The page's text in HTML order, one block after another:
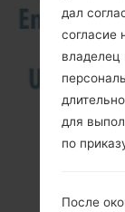
How to
дал
согласие
владелец
для
по
После